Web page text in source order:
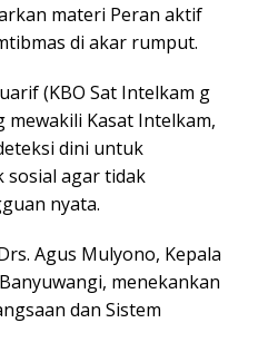
materi Peran aktif
di akar rumput.
(KBO Sat Intelkam g
mewakili Kasat Intelkam,
dini untuk
sosial agar tidak
nyata.
Agus Mulyono, Kepala
menekankan
dan Sistem